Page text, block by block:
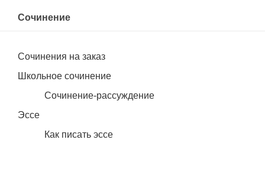
Сочинение
Сочинения на заказ
Школьное сочинение
Сочинение-рассуждение
Эссе
Как писать эссе